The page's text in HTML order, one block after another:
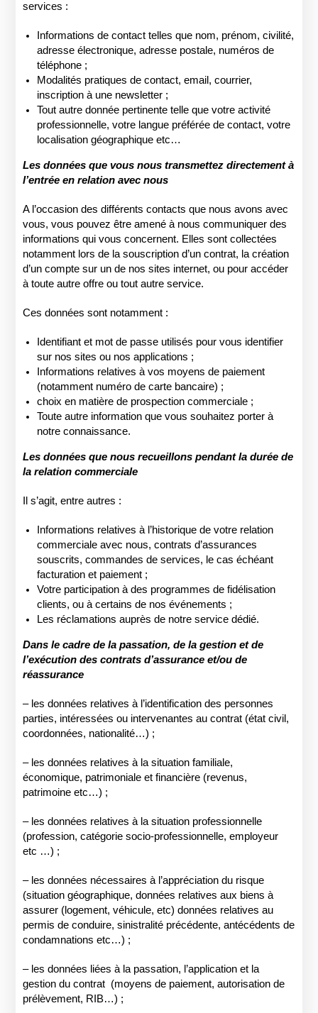
services :
Informations de contact telles que nom, prénom, civilité,
adresse électronique, adresse postale, numéros de
téléphone ;
Modalités pratiques de contact, email, courrier,
inscription à une newsletter ;
Tout autre donnée pertinente telle que votre activité
professionnelle, votre langue préférée de contact, votre
localisation géographique etc…
Les données que vous nous transmettez directement à
l’entrée en relation avec nous
A l’occasion des différents contacts que nous avons avec
vous, vous pouvez être amené à nous communiquer des
informations qui vous concernent. Elles sont collectées
notamment lors de la souscription d’un contrat, la création
d’un compte sur un de nos sites internet, ou pour accéder
à toute autre offre ou tout autre service.
Ces données sont notamment :
Identifiant et mot de passe utilisés pour vous identifier
sur nos sites ou nos applications ;
Informations relatives à vos moyens de paiement
(notamment numéro de carte bancaire) ;
choix en matière de prospection commerciale ;
Toute autre information que vous souhaitez porter à
notre connaissance.
Les données que nous recueillons pendant la durée de
la relation commerciale
Il s’agit, entre autres :
Informations relatives à l’historique de votre relation
commerciale avec nous, contrats d’assurances
souscrits, commandes de services, le cas échéant
facturation et paiement ;
Votre participation à des programmes de fidélisation
clients, ou à certains de nos événements ;
Les réclamations auprès de notre service dédié.
Dans le cadre de la passation, de la gestion et de
l’exécution des contrats d’assurance et/ou de
réassurance
– les données relatives à l’identification des personnes
parties, intéressées ou intervenantes au contrat (état civil,
coordonnées, nationalité…) ;
– les données relatives à la situation familiale,
économique, patrimoniale et financière (revenus,
patrimoine etc…) ;
– les données relatives à la situation professionnelle
(profession, catégorie socio-professionnelle, employeur
etc …) ;
– les données nécessaires à l’appréciation du risque
(situation géographique, données relatives aux biens à
assurer (logement, véhicule, etc) données relatives au
permis de conduire, sinistralité précédente, antécédents de
condamnations etc…) ;
– les données liées à la passation, l’application et la
gestion du contrat (moyens de paiement, autorisation de
prélèvement, RIB…) ;